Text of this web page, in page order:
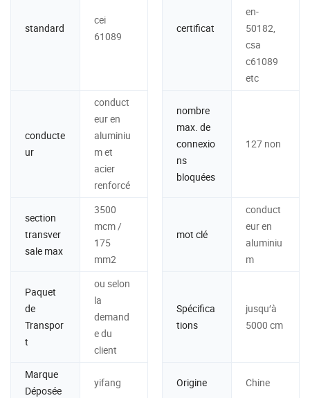
standard
cei
61089
certificat
en-
50182,
csa
c61089
etc
conducte
ur
conduct
eur en
aluminiu
m et
acier
renforcé
nombre
max. de
connexio
ns
bloquées
127 non
section
transver
sale max
3500
mcm /
175
mm2
mot clé
conduct
eur en
aluminiu
m
Paquet
de
Transpor
t
ou selon
la
demand
e du
client
Spécifica
tions
jusqu′à
5000 cm
Marque
Déposée
yifang Origine Chine